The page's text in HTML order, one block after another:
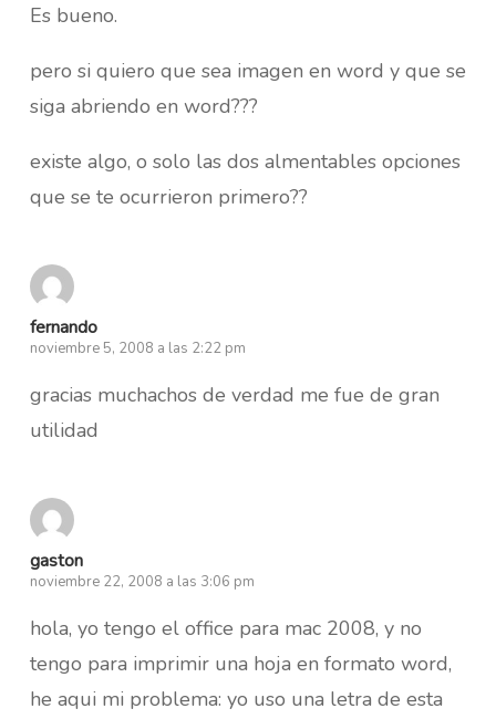
Es bueno.
pero si quiero que sea imagen en word y que se
siga abriendo en word???
existe algo, o solo las dos almentables opciones
que se te ocurrieron primero??
fernando
noviembre 5, 2008 a las 2:22 pm
gracias muchachos de verdad me fue de gran
utilidad
gaston
noviembre 22, 2008 a las 3:06 pm
hola, yo tengo el office para mac 2008, y no
tengo para imprimir una hoja en formato word,
he aqui mi problema: yo uso una letra de esta